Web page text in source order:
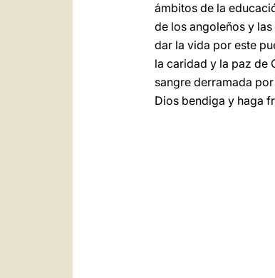
ámbitos de la
de los angoleños y
dar la vida por este
la caridad y la paz de
sangre derramada
Dios bendiga y haga